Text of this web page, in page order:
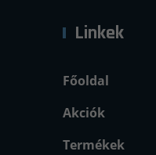
Linkek
Főoldal
Akciók
Termékek